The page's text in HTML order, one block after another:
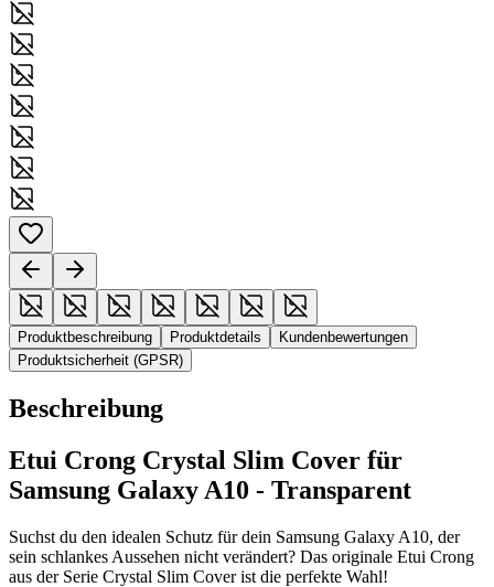
Produktbeschreibung Produktdetails
Kundenbewertungen
Produktsicherheit (GPSR)
Beschreibung
Etui Crong Crystal Slim Cover für
Samsung Galaxy A10 - Transparent
Suchst du den idealen Schutz für dein Samsung Galaxy A10, der
sein schlankes Aussehen nicht verändert? Das originale Etui Crong
aus der Serie Crystal Slim Cover ist die perfekte Wahl!